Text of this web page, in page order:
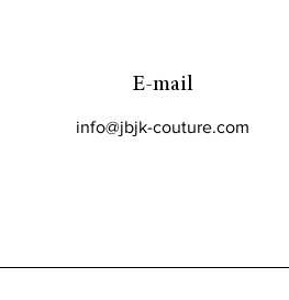
E-mail
info@jbjk-couture.com